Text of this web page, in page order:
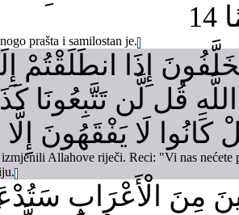
prašta i samilostan je.
إِذَا انطَلَقْتُمْ
اللَّهِ قُل لَّن
لَا يَفْقَهُونَ إِلَّا
Allahove riječi. Reci: "Vi nas nećete
مِنَ الْأَعْرَابِ